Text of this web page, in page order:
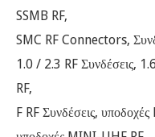
SSMB RF,
SMC RF Connectors,
1.0 / 2.3 RF Συνδέσεις,
RF,
F RF Συνδέσεις,